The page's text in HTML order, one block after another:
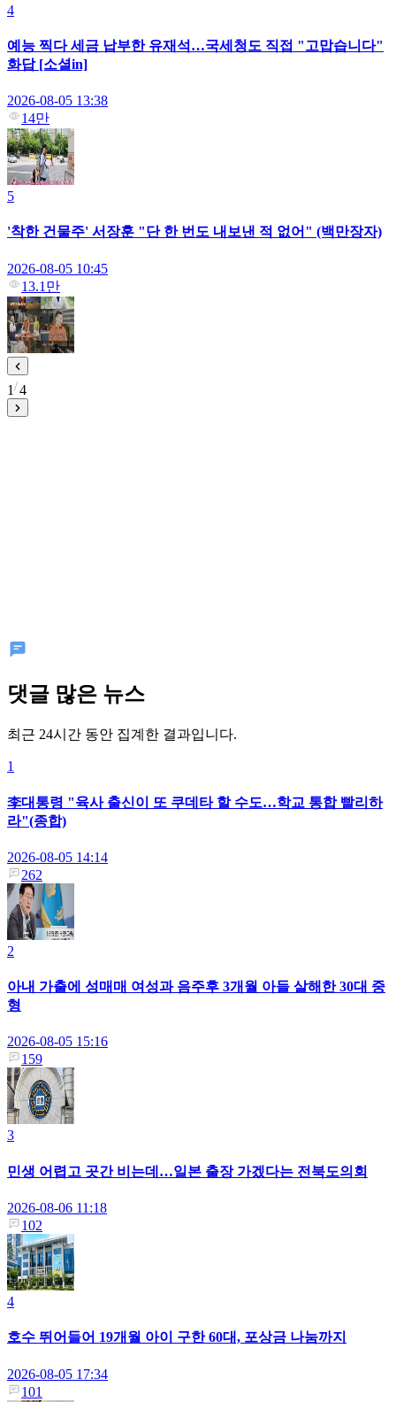
4
예능 찍다 세금 납부한 유재석…국세청도 직접 "고맙습니다"
화답 [소셜in]
2026-08-05 13:38
14만
5
'착한 건물주' 서장훈 "단 한 번도 내보낸 적 없어" (백만장자)
2026-08-05 10:45
13.1만
1 4
댓글 많은 뉴스
최근 24시간 동안 집계한 결과입니다.
1
李대통령 "육사 출신이 또 쿠데타 할 수도…학교 통합 빨리하
라"(종합)
2026-08-05 14:14
262
2
아내 가출에 성매매 여성과 음주후 3개월 아들 살해한 30대 중
형
2026-08-05 15:16
159
3
민생 어렵고 곳간 비는데…일본 출장 가겠다는 전북도의회
2026-08-06 11:18
102
4
호수 뛰어들어 19개월 아이 구한 60대, 포상금 나눔까지
2026-08-05 17:34
101